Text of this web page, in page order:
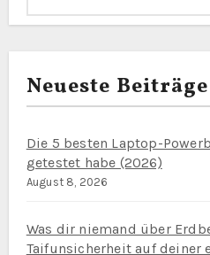
Neueste Beiträge
Die 5 besten Laptop-
getestet habe (2026)
August 8, 2026
Was dir niemand über
Taifunsicherheit auf deiner